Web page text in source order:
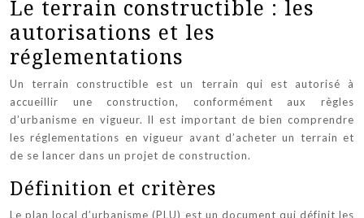
Le terrain constructible : les
autorisations et les
réglementations
Un terrain constructible est un terrain qui est autorisé à
accueillir une construction, conformément aux règles
d’urbanisme en vigueur. Il est important de bien comprendre
les réglementations en vigueur avant d’acheter un terrain et
de se lancer dans un projet de construction.
Définition et critères
Le plan local d’urbanisme (PLU) est un document qui définit les